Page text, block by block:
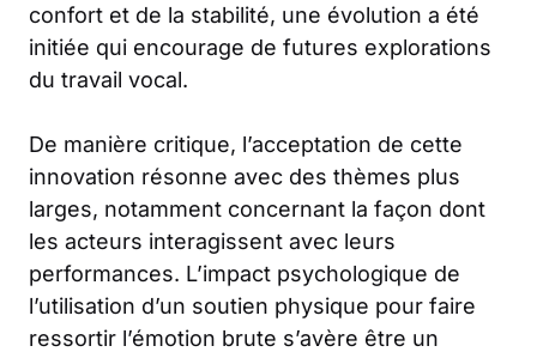
confort et de la stabilité, une évolution a été
initiée qui encourage de futures explorations
du travail vocal.
De manière critique, l’acceptation de cette
innovation résonne avec des thèmes plus
larges, notamment concernant la façon dont
les acteurs interagissent avec leurs
performances. L’impact psychologique de
l’utilisation d’un soutien physique pour faire
ressortir l’émotion brute s’avère être un